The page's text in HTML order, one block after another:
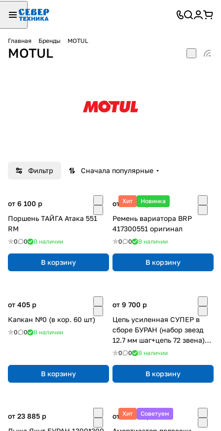
Главная Бренды MOTUL
MOTUL
Фильтр Сначала популярные
от 6 100 p
Поршень ТАЙГА Атака 551
RM
0 0 В наличии
В корзину
Хит Новинка
от 22 100p
Ремень вариатора BRP
417300551 оригинал
0 0 В наличии
В корзину
от 405 p
Капкан №0 (в кор. 60 шт)
0 0 В наличии
В корзину
от 9 700 p
Цепь усиленная СУПЕР в
сборе БУРАН (набор звезд
12.7 мм шаг+цепь 72 звена)
Ижевск
0 0 В наличии
В корзину
от 23 885 p
Хит Советуем
от 13 660p